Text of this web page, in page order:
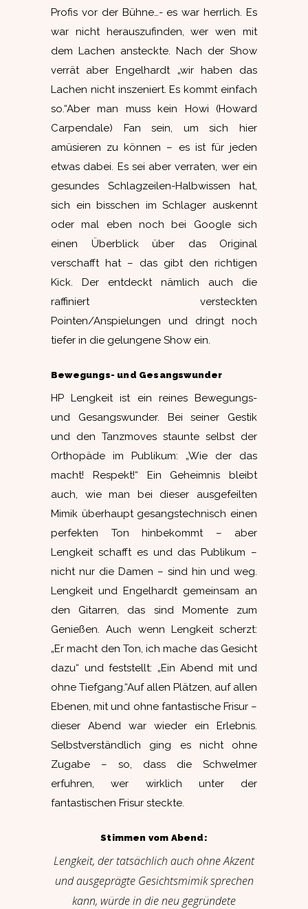
Profis vor der Bühne…- es war herrlich. Es
war nicht herauszufinden, wer wen mit
dem Lachen ansteckte. Nach der Show
verrät aber Engelhardt „wir haben das
Lachen nicht inszeniert. Es kommt einfach
so.“Aber man muss kein Howi (Howard
Carpendale) Fan sein, um sich hier
amüsieren zu können – es ist für jeden
etwas dabei. Es sei aber verraten, wer ein
gesundes Schlagzeilen-Halbwissen hat,
sich ein bisschen im Schlager auskennt
oder mal eben noch bei Google sich
einen Überblick über das Original
verschafft hat – das gibt den richtigen
Kick. Der entdeckt nämlich auch die
raffiniert versteckten
Pointen/Anspielungen und dringt noch
tiefer in die gelungene Show ein.
Bewegungs- und Gesangswunder
HP Lengkeit ist ein reines Bewegungs-
und Gesangswunder. Bei seiner Gestik
und den Tanzmoves staunte selbst der
Orthopäde im Publikum: „Wie der das
macht! Respekt!“ Ein Geheimnis bleibt
auch, wie man bei dieser ausgefeilten
Mimik überhaupt gesangstechnisch einen
perfekten Ton hinbekommt – aber
Lengkeit schafft es und das Publikum –
nicht nur die Damen – sind hin und weg.
Lengkeit und Engelhardt gemeinsam an
den Gitarren, das sind Momente zum
Genießen. Auch wenn Lengkeit scherzt:
„Er macht den Ton, ich mache das Gesicht
dazu“ und feststellt: „Ein Abend mit und
ohne Tiefgang.“Auf allen Plätzen, auf allen
Ebenen, mit und ohne fantastische Frisur –
dieser Abend war wieder ein Erlebnis.
Selbstverständlich ging es nicht ohne
Zugabe – so, dass die Schwelmer
erfuhren, wer wirklich unter der
fantastischen Frisur steckte.
Stimmen vom Abend:
Lengkeit, der tatsächlich auch ohne Akzent
und ausgeprägte Gesichtsmimik sprechen
kann, würde in die neu gegründete